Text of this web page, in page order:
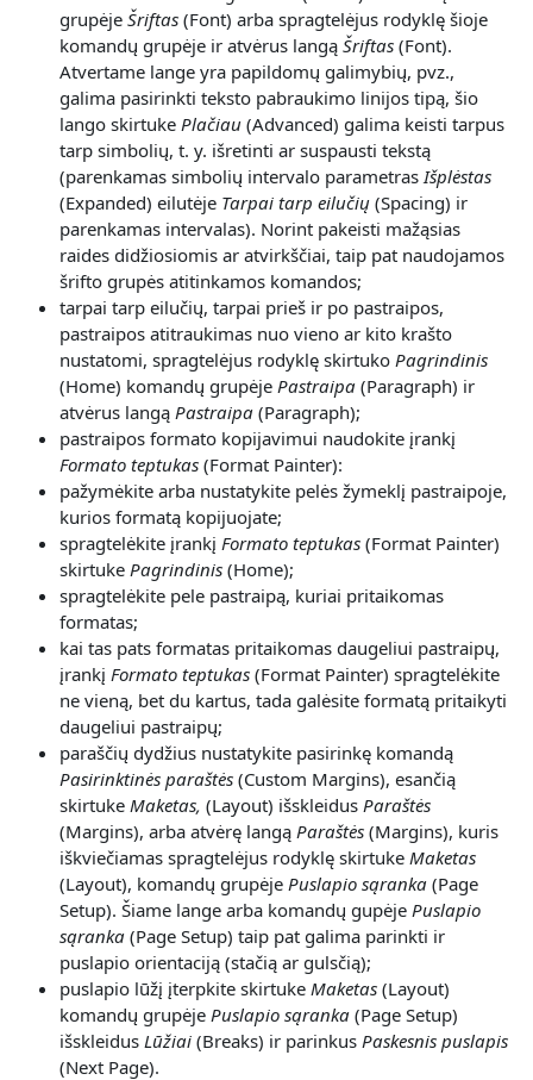
grupėje Šriftas (Font) arba spragtelėjus rodyklę šioje
komandų grupėje ir atvėrus langą Šriftas (Font).
Atvertame lange yra papildomų galimybių, pvz.,
galima pasirinkti teksto pabraukimo linijos tipą, šio
lango skirtuke Plačiau (Advanced) galima keisti tarpus
tarp simbolių, t. y. išretinti ar suspausti tekstą
(parenkamas simbolių intervalo parametras Išplėstas
(Expanded) eilutėje Tarpai tarp eilučių (Spacing) ir
parenkamas intervalas). Norint pakeisti mažąsias
raides didžiosiomis ar atvirkščiai, taip pat naudojamos
šrifto grupės atitinkamos komandos;
tarpai tarp eilučių, tarpai prieš ir po pastraipos,
pastraipos atitraukimas nuo vieno ar kito krašto
nustatomi, spragtelėjus rodyklę skirtuko Pagrindinis
(Home) komandų grupėje Pastraipa (Paragraph) ir
atvėrus langą Pastraipa (Paragraph);
pastraipos formato kopijavimui naudokite įrankį
Formato teptukas (Format Painter):
pažymėkite arba nustatykite pelės žymeklį pastraipoje,
kurios formatą kopijuojate;
spragtelėkite įrankį Formato teptukas (Format Painter)
skirtuke Pagrindinis (Home);
spragtelėkite pele pastraipą, kuriai pritaikomas
formatas;
kai tas pats formatas pritaikomas daugeliui pastraipų,
įrankį Formato teptukas (Format Painter) spragtelėkite
ne vieną, bet du kartus, tada galėsite formatą pritaikyti
daugeliui pastraipų;
paraščių dydžius nustatykite pasirinkę komandą
Pasirinktinės paraštės (Custom Margins), esančią
skirtuke Maketas, (Layout) išskleidus Paraštės
(Margins), arba atvėrę langą Paraštės (Margins), kuris
iškviečiamas spragtelėjus rodyklę skirtuke Maketas
(Layout), komandų grupėje Puslapio sąranka (Page
Setup). Šiame lange arba komandų gupėje Puslapio
sąranka (Page Setup) taip pat galima parinkti ir
puslapio orientaciją (stačią ar gulsčią);
puslapio lūžį įterpkite skirtuke Maketas (Layout)
komandų grupėje Puslapio sąranka (Page Setup)
išskleidus Lūžiai (Breaks) ir parinkus Paskesnis puslapis
(Next Page).